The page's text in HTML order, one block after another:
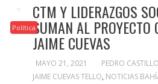
Política
CTM Y LIDERAZGOS
SUMAN AL PROYECTO
JAIME CUEVAS
MAYO 21, 2021 PEDRO CASTILLO
JAIME CUEVAS TELLO, NOTICIAS